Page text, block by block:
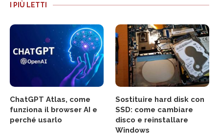
I PIÙ LETTI
ChatGPT Atlas, come
funziona il browser AI e
perché usarlo
Sostituire hard disk con
SSD: come cambiare
disco e reinstallare
Windows